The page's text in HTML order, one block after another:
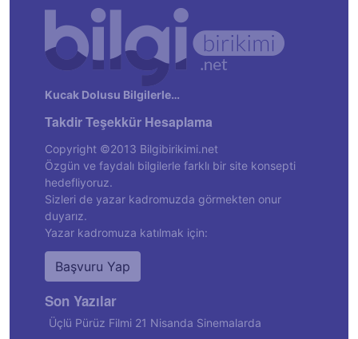
Kucak Dolusu Bilgilerle…
Takdir Teşekkür Hesaplama
Copyright ©2013 Bilgibirikimi.net
Özgün ve faydalı bilgilerle farklı bir site konsepti
hedefliyoruz.
Sizleri de yazar kadromuzda görmekten onur
duyarız.
Yazar kadromuza katılmak için:
Başvuru Yap
Son Yazılar
Üçlü Pürüz Filmi 21 Nisanda Sinemalarda